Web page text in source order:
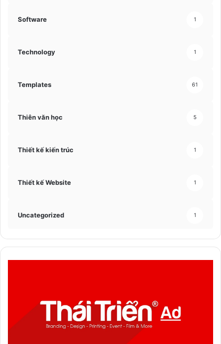
Software 1
Technology 1
Templates 61
Thiên văn học 5
Thiết kế kiến trúc 1
Thiết kế Website 1
Uncategorized 1